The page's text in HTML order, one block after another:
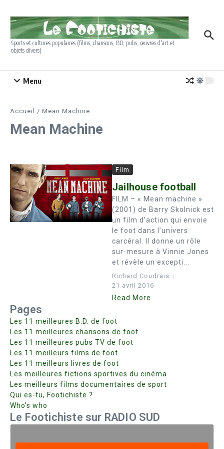
Sports et cultures populaires (films, chansons, BD, pubs, œuvres d'art et
objets divers)
Menu
Accueil / Mean Machine
Mean Machine
Film
Jailhouse football
FILM – « Mean machine »
(2001) de Barry Skolnick est
un film d’action qui envoie
le foot dans l’univers
carcéral. Il donne un rôle
sur-mesure à Vinnie Jones
et révèle un excepti...
Richard Coudrais
21 avril 2016
Read More
Pages
Les 11 meilleures B.D. de foot
Les 11 meilleures chansons de foot
Les 11 meilleures pubs TV de foot
Les 11 meilleurs films de foot
Les 11 meilleurs livres de foot
Les meilleures fictions sportives du cinéma
Les meilleurs films documentaires de sport
Qui es-tu, Footichiste ?
Who’s who
Le Footichiste sur RADIO SUD